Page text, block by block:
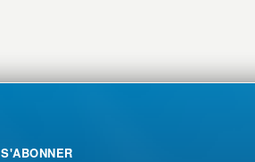
S'ABONNER